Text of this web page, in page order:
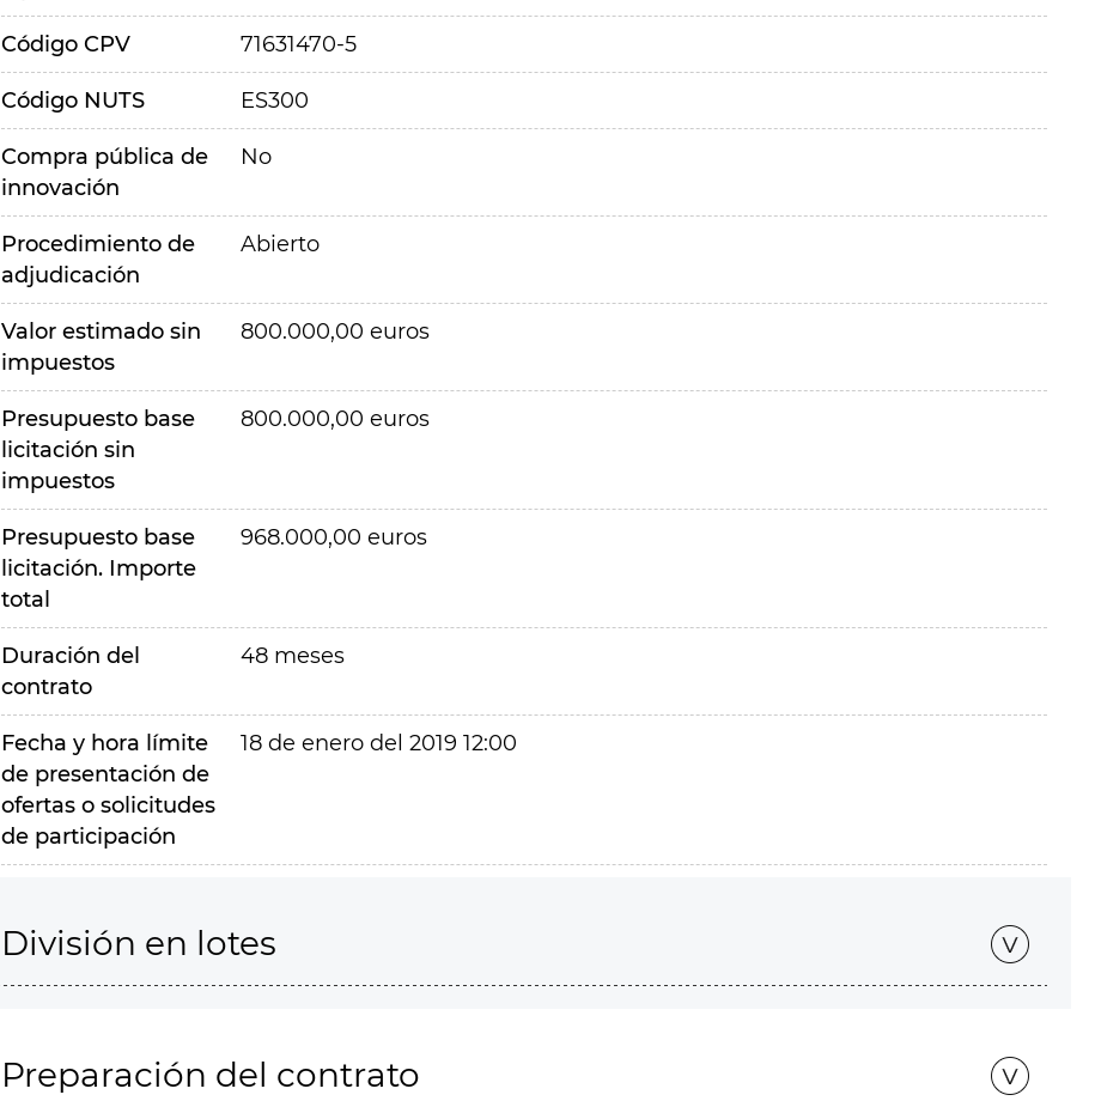
Código CPV 71631470-5
Código NUTS ES300
Compra pública de
innovación
No
Procedimiento de
adjudicación
Abierto
Valor estimado sin
impuestos
800.000,00 euros
Presupuesto base
licitación sin
impuestos
800.000,00 euros
Presupuesto base
licitación. Importe
total
968.000,00 euros
Duración del
contrato
48 meses
Fecha y hora límite
de presentación de
ofertas o solicitudes
de participación
18 de enero del 2019 12:00
División en lotes
Preparación del contrato